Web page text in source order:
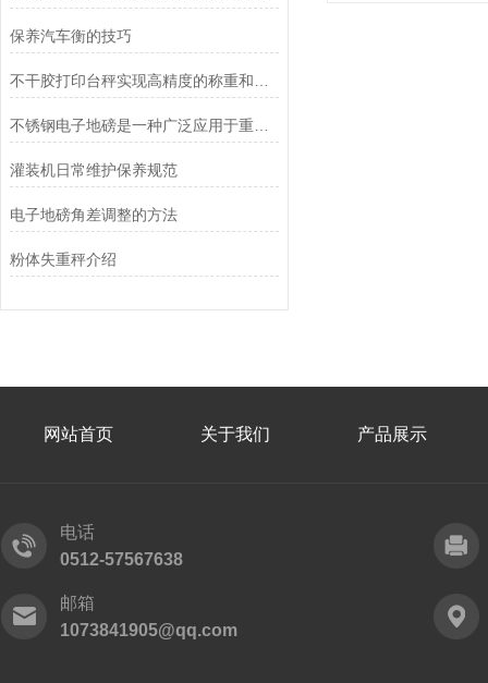
保养汽车衡的技巧
不锈钢电子地磅是一种广泛应用于重量测量和货物称重的设备
灌装机日常维护保养规范
电子地磅角差调整的方法
粉体失重秤介绍
网站首页 关于我们 产品展示
电话
0512-57567638
邮箱
1073841905@qq.com